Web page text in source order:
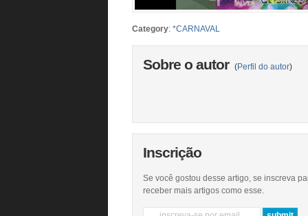
Category: *CARNAVAL
Sobre o autor (Perfil do autor)
Inscrição
Se você gostou desse artigo, se inscreva
receber mais artigos como esse.